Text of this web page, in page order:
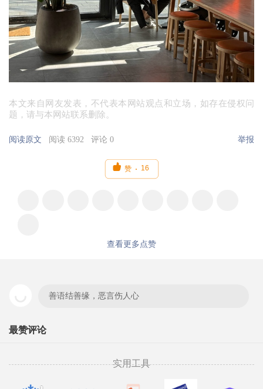
本文来自网友发表，不代表本网站观点和立场，如存在侵权问
题，请与本网站联系删除。
阅读原文 阅读 6392 评论 0 举报
 赞 16
查看更多点赞
善语结善缘，恶言伤人心
最赞评论
实用工具